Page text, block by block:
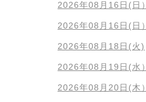
2026年08月16日(日）
2026年08月16日(日）
2026年08月18日(火)
2026年08月19日(水）
2026年08月20日(木）